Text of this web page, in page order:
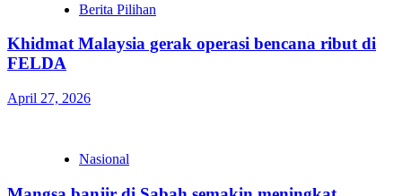
Berita Pilihan
Khidmat Malaysia gerak operasi bencana ribut di
FELDA
April 27, 2026
Nasional